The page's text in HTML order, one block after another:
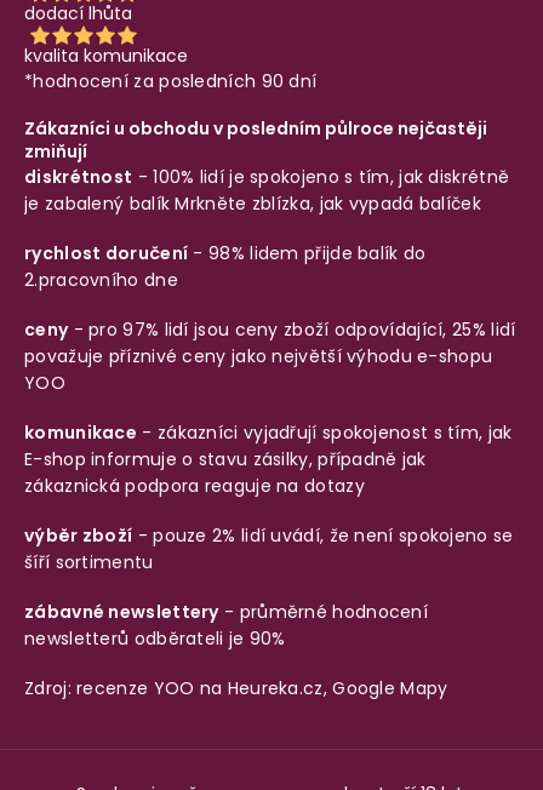
dodací lhůta
kvalita komunikace
*hodnocení za posledních 90 dní
Zákazníci u obchodu v posledním půlroce nejčastěji
zmiňují
diskrétnost - 100% lidí je spokojeno s tím, jak diskrétně
je zabalený balíkMrkněte zblízka, jak vypadá balíček
rychlost doručení - 98% lidem přijde balík do
2.pracovního dne
ceny- pro 97% lidí jsou ceny zboží odpovídající, 25% lidí
považuje příznivé ceny jako největší výhodu e-shopu
YOO
komunikace - zákazníci vyjadřují spokojenost s tím, jak
E-shop informuje o stavu zásilky, případně jak
zákaznická podpora reaguje na dotazy
výběr zboží - pouze 2% lidí uvádí, že není spokojeno se
šíří sortimentu
zábavné newslettery- průměrné hodnocení
newsletterů odběrateli je 90%
Zdroj: recenze YOO na Heureka.cz,Google Mapy